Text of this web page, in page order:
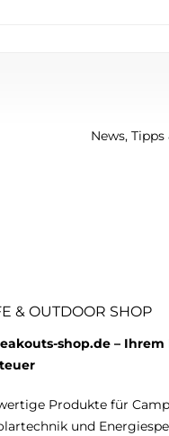
News,
& OUTDOOR SHOP
shop.de –
Produkte für
und